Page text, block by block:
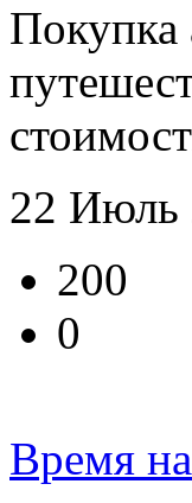
Покупка
22 Июль
200
0
Время